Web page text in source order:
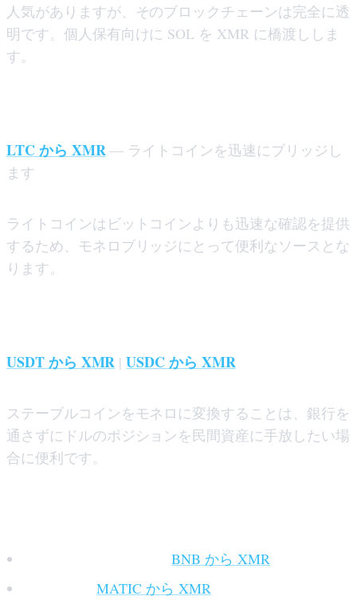
人気がありますが、そのブロックチェーンは完全に透
明です。個人保有向けに SOL を XMR に橋渡ししま
す。
LTC から XMR— ライトコインを迅速にブリッジし
ます
ライトコインはビットコインよりも迅速な確認を提供
するため、モネロブリッジにとって便利なソースとな
ります。
USDT から XMR |USDC から XMR
ステーブルコインをモネロに変換することは、銀行を
通さずにドルのポジションを民間資産に手放したい場
合に便利です。
BNB から XMR
MATIC から XMR